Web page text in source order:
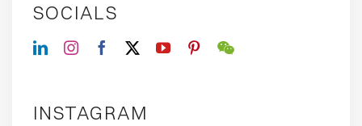
SOCIALS
INSTAGRAM